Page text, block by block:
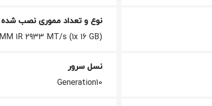
نوع و تعداد مموری نصب شده
1R 2933 MT/s (1x 16 GB)
نسل سرور
Generation10